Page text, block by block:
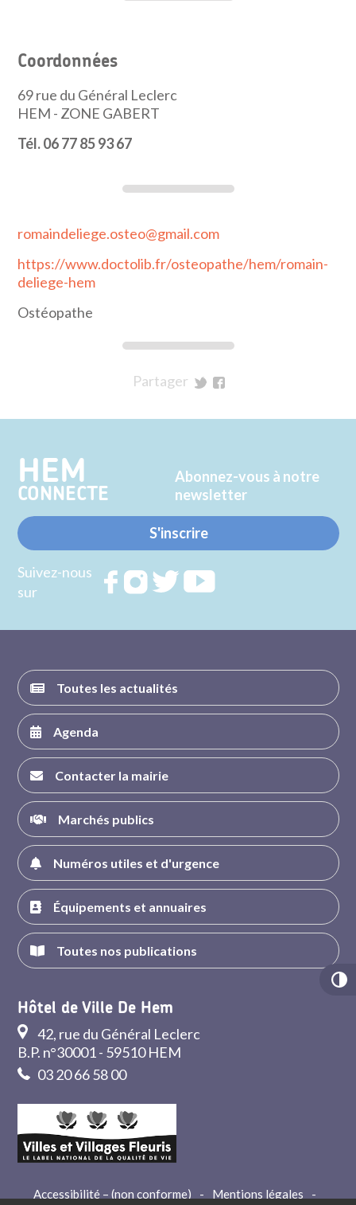
Coordonnées
69 rue du Général Leclerc
HEM - ZONE GABERT
Tél. 06 77 85 93 67
romaindeliege.osteo@gmail.com
https://www.doctolib.fr/osteopathe/hem/romain-
deliege-hem
Ostéopathe
Partager
Twitter
Facebook
HEM
CONNECTE
Abonnez-vous à notre
newsletter
S'inscrire
Suivez-nous
sur
RejoignezRejoignezRejoignez
Toutes les actualités
Agenda
Contacter la mairie
Marchés publics
Numéros utiles et d'urgence
Équipements et annuaires
Toutes nos publications
Hôtel de Ville De Hem
42, rue du Général Leclerc
B.P. n°30001 - 59510 HEM
03 20 66 58 00
Accessibilité – (non conforme) - Mentions légales
-